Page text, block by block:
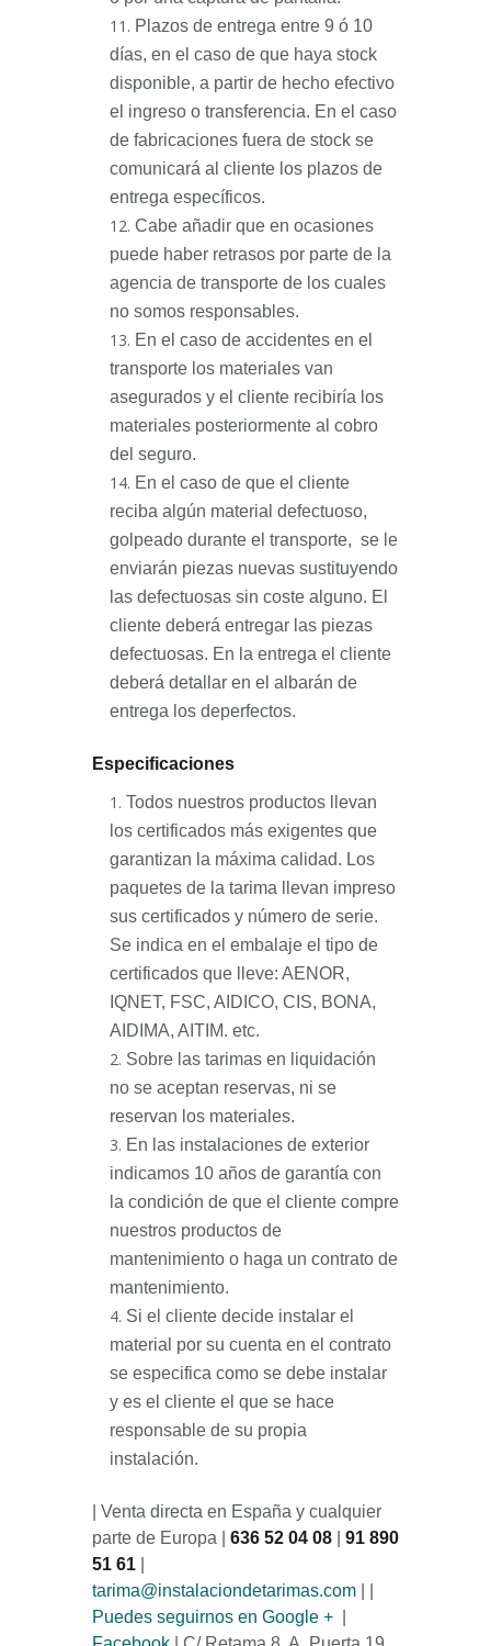
Plazos de entrega entre 9 ó 10
días, en el caso de que haya stock
disponible, a partir de hecho efectivo
el ingreso o transferencia. En el caso
de fabricaciones fuera de stock se
comunicará al cliente los plazos de
entrega específicos.
Cabe añadir que en ocasiones
puede haber retrasos por parte de la
agencia de transporte de los cuales
no somos responsables.
En el caso de accidentes en el
transporte los materiales van
asegurados y el cliente recibiría los
materiales posteriormente al cobro
del seguro.
En el caso de que el cliente
reciba algún material defectuoso,
golpeado durante el transporte, se le
enviarán piezas nuevas sustituyendo
las defectuosas sin coste alguno. El
cliente deberá entregar las piezas
defectuosas. En la entrega el cliente
deberá detallar en el albarán de
entrega los deperfectos.
Especificaciones
Todos nuestros productos llevan
los certificados más exigentes que
garantizan la máxima calidad. Los
paquetes de la tarima llevan impreso
sus certificados y número de serie.
Se indica en el embalaje el tipo de
certificados que lleve: AENOR,
IQNET, FSC, AIDICO, CIS, BONA,
AIDIMA, AITIM. etc.
Sobre las tarimas en liquidación
no se aceptan reservas, ni se
reservan los materiales.
En las instalaciones de exterior
indicamos 10 años de garantía con
la condición de que el cliente compre
nuestros productos de
mantenimiento o haga un contrato de
mantenimiento.
Si el cliente decide instalar el
material por su cuenta en el contrato
se especifica como se debe instalar
y es el cliente el que se hace
responsable de su propia
instalación.
| Venta directa en España y cualquier
parte de Europa | 636 52 04 08
91 890
51 61
tarima@instalaciondetarimas.com
Puedes seguirnos en Google +